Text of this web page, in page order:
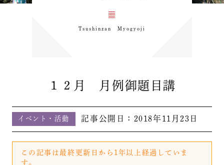
Tsushinzan Myogyoji
１２月 月例御題目講
イベント・活動 記事公開日： 2018年11月23日
この記事は最終更新日から1年以上経過していま
す。